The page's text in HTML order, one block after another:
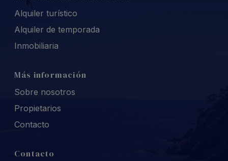
Alquiler turístico
Alquiler de temporada
Inmobiliaria
Más información
Sobre nosotros
Propietarios
Contacto
Contacto